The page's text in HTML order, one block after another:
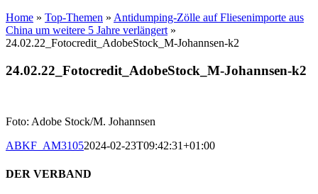
Home » Top-Themen » Antidumping-Zölle auf Fliesenimporte aus
China um weitere 5 Jahre verlängert »
24.02.22_Fotocredit_AdobeStock_M-Johannsen-k2
24.02.22_Fotocredit_AdobeStock_M-Johannsen-k2
Foto: Adobe Stock/M. Johannsen
ABKF_AM31052024-02-23T09:42:31+01:00
DER VERBAND